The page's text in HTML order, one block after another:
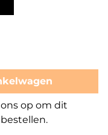
op om dit